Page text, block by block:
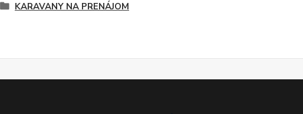
KARAVANY NA PRENÁJOM